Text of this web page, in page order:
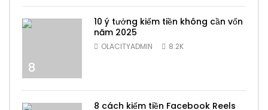
8
10 ý tưởng kiếm tiền không cần vốn
năm 2025
OLACITYADMIN 8.2K
8 cách kiếm tiền Facebook Reels